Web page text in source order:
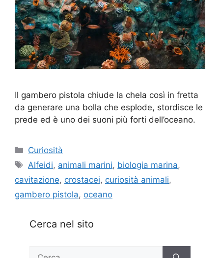
Il gambero pistola chiude la chela così in fretta
da generare una bolla che esplode, stordisce le
prede ed è uno dei suoni più forti dell’oceano.
Categorie
Curiosità
Tag
Alfeidi, animali marini, biologia marina,
cavitazione, crostacei, curiosità animali,
gambero pistola, oceano
Cerca nel sito